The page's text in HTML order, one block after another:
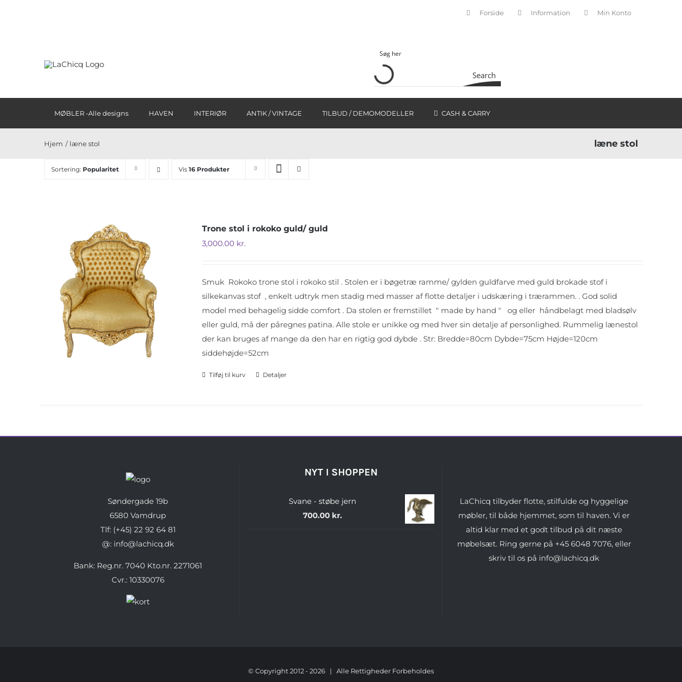
Forside Information Min Konto
Search
MØBLER -Alle designs HAVEN INTERIØR ANTIK / VINTAGE TILBUD / DEMOMODELLER CASH & CARRY
læne stol
Hjem læne stol
Sortering: Popularitet Vis 16 Produkter
Trone stol i rokoko guld/ guld
3,000.00 kr.
Smuk Rokoko trone stol i rokoko stil . Stolen er i bøgetræ ramme/ gylden guldfarve med guld brokade stof i
silkekanvas stof , enkelt udtryk men stadig med masser af flotte detaljer i udskæring i trærammen. . God solid
model med behagelig sidde comfort . Da stolen er fremstillet " made by hand " og eller håndbelagt med bladsølv
eller guld, må der påregnes patina. Alle stole er unikke og med hver sin detalje af personlighed. Rummelig lænestol
der kan bruges af mange da den har en rigtig god dybde . Str: Bredde=80cm Dybde=75cm Højde=120cm
siddehøjde=52cm
Tilføj til kurv Detaljer
Søndergade 19b
6580 Vamdrup
Tlf: (+45) 22 92 64 81
@: info@lachicq.dk
Bank: Reg.nr. 7040 Kto.nr. 2271061
Cvr.: 10330076
NYT I SHOPPEN
Svane - støbe jern
700.00 kr.
LaChicq tilbyder flotte, stilfulde og hyggelige
møbler, til både hjemmet, som til haven. Vi er
altid klar med et godt tilbud på dit næste
møbelsæt. Ring gerne på +45 6048 7076, eller
skriv til os på info@lachicq.dk
© Copyright 2012 -2026 | Alle Rettigheder Forbeholdes